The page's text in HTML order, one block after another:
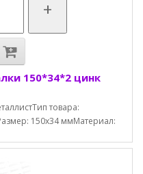
+
150*34*2 цинк
товара:
150х34 ммМатериал: